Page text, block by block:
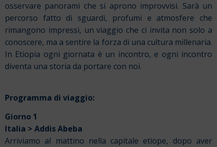
osservare panorami che si aprono improvvisi. Sarà un
percorso fatto di sguardi, profumi e atmosfere che
rimangono impressi, un viaggio che ci invita non solo a
conoscere, ma a sentire la forza di una cultura millenaria.
In Etiopia ogni giornata è un incontro, e ogni incontro
diventa una storia da portare con noi.
Programma di viaggio:
Giorno 1
Italia > Addis Abeba
Arriviamo al mattino nella capitale etiope, dopo aver